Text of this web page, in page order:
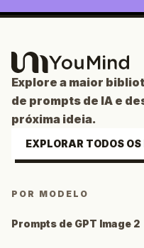
Explore a maior
de prompts de IA e
próxima ideia.
EXPLORAR TODOS
POR MODELO
Prompts de GPT Image 2